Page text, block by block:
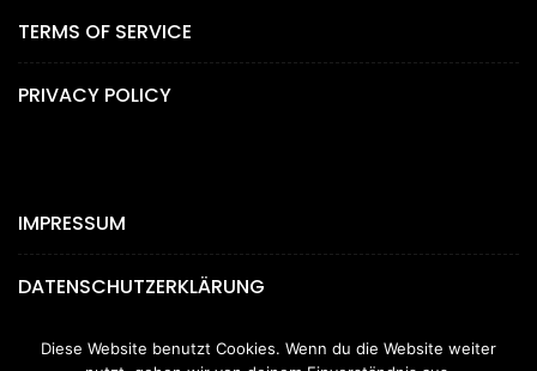
TERMS OF SERVICE
PRIVACY POLICY
IMPRESSUM
DATENSCHUTZERKLÄRUNG
Diese Website benutzt Cookies. Wenn du die Website weiter